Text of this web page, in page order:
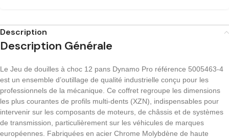
Description
Description Générale
Le Jeu de douilles à choc 12 pans Dynamo Pro référence 5005463-4
est un ensemble d’outillage de qualité industrielle conçu pour les
professionnels de la mécanique. Ce coffret regroupe les dimensions
les plus courantes de profils multi-dents (XZN), indispensables pour
intervenir sur les composants de moteurs, de châssis et de systèmes
de transmission, particulièrement sur les véhicules de marques
européennes. Fabriquées en acier Chrome Molybdène de haute